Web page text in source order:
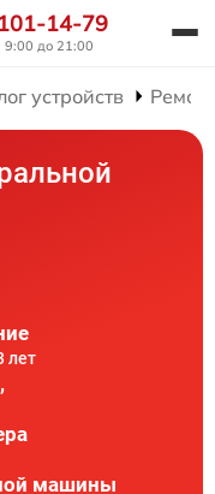
14-79
9:00 до 21:00
устройств
лет
машины